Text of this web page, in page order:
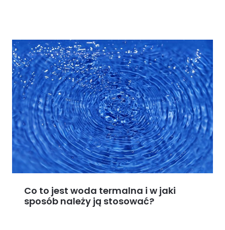
Co to jest woda termalna i w jaki
sposób należy ją stosować?